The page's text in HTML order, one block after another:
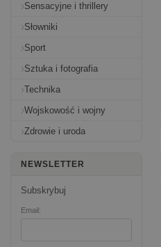
Sensacyjne i thrillery
Słowniki
Sport
Sztuka i fotografia
Technika
Wojskowość i wojny
Zdrowie i uroda
NEWSLETTER
Subskrybuj
Email: